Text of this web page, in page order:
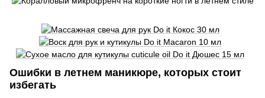
Ошибки в летнем маникюре, которых стоит
избегать